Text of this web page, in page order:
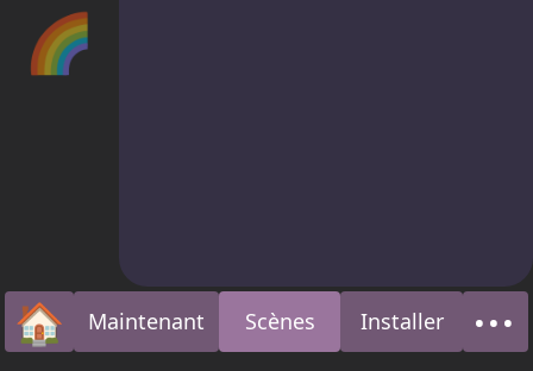
🌈
🏠AccueilMaintenant Scènes Installer •••
À